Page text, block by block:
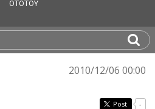
2010/12/06 00:00
Post -